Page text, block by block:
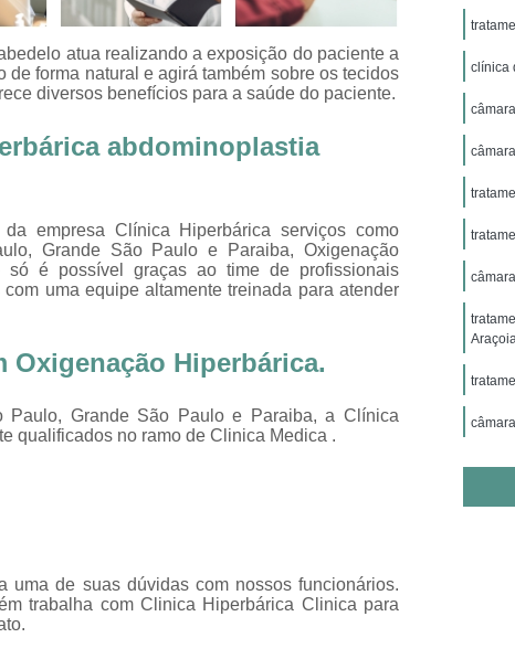
Oxigenação Hiperbárica Terapia
Oxigenação
Oxigenação Via Hiperbárica
Terapia de
Terapia Oxigenação Hiperbárica
Oxigenoterapia
Oxigenoterapia em João Pessoa
Oxigenoterapia em São
Oxigenoterapia
Oxigenoterapia para Tratamento de Diabéticos
Oxigenoterapia Tratamento de Diabéticos
Oxigenoterapia Tratamento de Pé Diabético
Oxigenoterapia
Oxigenoterapia Hiperbárica em João Pessoa
Oxigenoterapia Hiperbárica em Sorocaba
Oxigenoterapia Hiperbárica Ferida
Oxigenoterapia Hiperbárica para
de Câmara Hiperbárica
Sessão de Hiperbárica
atua realizando a exposição do paciente a
forma natural e agirá também sobre os tecidos
diversos benefícios para a saúde do paciente.
abdominoplastia
empresa Clínica Hiperbárica serviços como
Grande São Paulo e Paraiba, Oxigenação
só é possível graças ao time de profissionais
uma equipe altamente treinada para atender
Oxigenação Hiperbárica.
Grande São Paulo e Paraiba, a Clínica
qualificados no ramo de Clinica Medica .
uma de suas dúvidas com nossos funcionários.
trabalha com Clinica Hiperbárica Clinica para
clínica